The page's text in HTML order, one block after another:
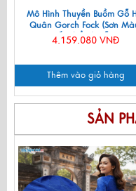
Mô Hình Thuyền Buồm Gỗ
Quân Gorch Fock (Sơn
Hàng Xuất Khẩu | Gỗ Căm
Thân 90cm MNV-TB51
4.159.080 VNĐ
Thêm vào giỏ hàng
SẢN